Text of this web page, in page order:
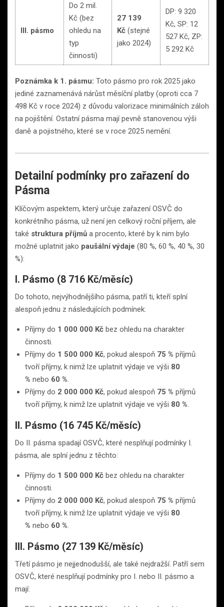
III. pásmo
Do 2 mil.
Kč (bez
ohledu na
typ
činnosti)
27 139
Kč (stejné
jako 2024)
DP: 9 320
Kč, SP: 12
527 Kč, ZP:
5 292 Kč
Poznámka k 1. pásmu: Toto pásmo pro rok 2025 jako
jediné zaznamenává nárůst měsíční platby (oproti cca 7
498 Kč v roce 2024) z důvodu valorizace minimálních záloh
na pojištění. Ostatní pásma mají pevně stanovenou výši
daně a pojistného, které se v roce 2025 nemění.
Detailní podmínky pro zařazení do
Pásma
Klíčovým aspektem, který určuje zařazení OSVČ do
konkrétního pásma, už není jen celkový roční příjem, ale
také struktura příjmů a procento, které by k nim bylo
možné uplatnit jako paušální výdaje (80 %, 60 %, 40 %, 30
%):
I. Pásmo (8 716 Kč/měsíc)
Do tohoto, nejvýhodnějšího pásma, patří ti, kteří splní
alespoň jednu z následujících podmínek:
Příjmy do 1 000 000 Kč bez ohledu na charakter
činnosti.
Příjmy do 1 500 000 Kč, pokud alespoň 75 % příjmů
tvoří příjmy, k nimž lze uplatnit výdaje ve výši 80
% nebo 60 %.
Příjmy do 2 000 000 Kč, pokud alespoň 75 % příjmů
tvoří příjmy, k nimž lze uplatnit výdaje ve výši 80 %.
II. Pásmo (16 745 Kč/měsíc)
Do II. pásma spadají OSVČ, které nesplňují podmínky I.
pásma, ale splní jednu z těchto:
Příjmy do 1 500 000 Kč bez ohledu na charakter
činnosti.
Příjmy do 2 000 000 Kč, pokud alespoň 75 % příjmů
tvoří příjmy, k nimž lze uplatnit výdaje ve výši 80
% nebo 60 %.
III. Pásmo (27 139 Kč/měsíc)
Třetí pásmo je nejjednodušší, ale také nejdražší. Patří sem
OSVČ, které nesplňují podmínky pro I. nebo II. pásmo a
mají: